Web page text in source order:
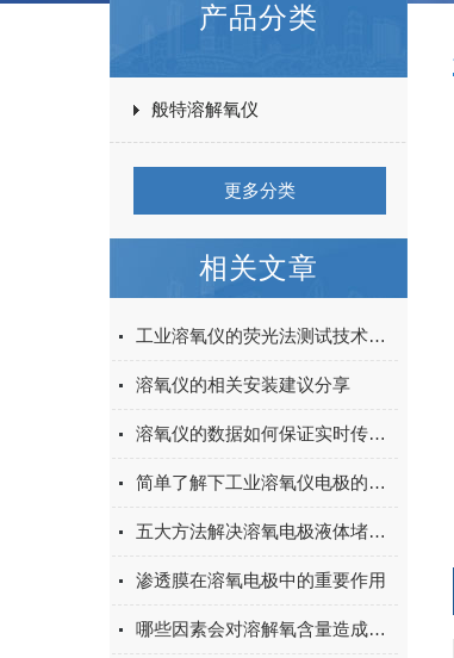
产品分类
般特溶解氧仪
更多分类
相关文章
工业溶氧仪的荧光法测试技术简述
溶氧仪的相关安装建议分享
溶氧仪的数据如何保证实时传输？
简单了解下工业溶氧仪电极的极化
五大方法解决溶氧电极液体堵塞问题
渗透膜在溶氧电极中的重要作用
哪些因素会对溶解氧含量造成影响？